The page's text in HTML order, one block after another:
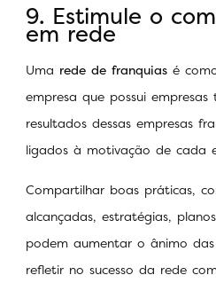
9. Estimule o
em rede
Uma rede de franquias é
empresa que possui
resultados dessas empresas
ligados à motivação de cada
Compartilhar boas práticas,
alcançadas, estratégias,
podem aumentar o ânimo
refletir no sucesso da rede